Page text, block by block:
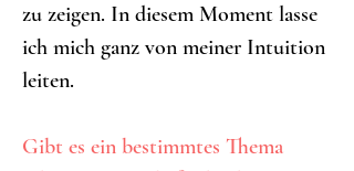
zu zeigen. In diesem Moment lasse
ich mich ganz von meiner Intuition
leiten.
Gibt es ein bestimmtes Thema